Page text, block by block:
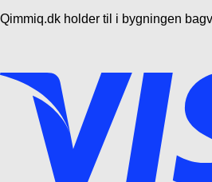
Qimmiq.dk holder til i bygningen